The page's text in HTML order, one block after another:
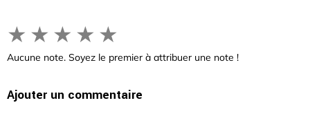
★ ★ ★ ★ ★
Aucune note. Soyez le premier à attribuer une note !
Ajouter un commentaire